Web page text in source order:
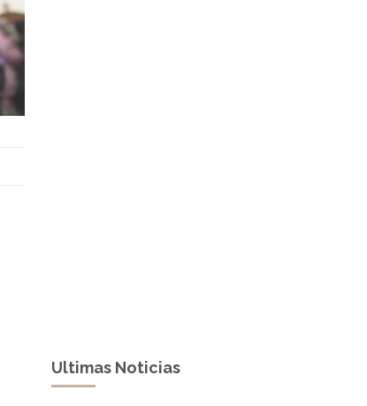
Ultimas Noticias